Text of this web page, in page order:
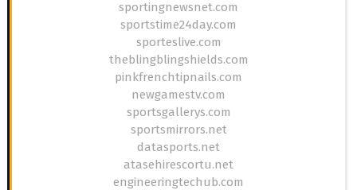
sportingnewsnet.com
sportstime24day.com
sporteslive.com
theblingblingshields.com
pinkfrenchtipnails.com
newgamestv.com
sportsgallerys.com
sportsmirrors.net
datasports.net
atasehirescortu.net
engineeringtechub.com